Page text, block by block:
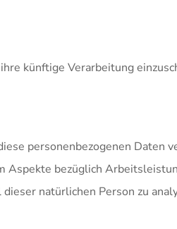
künftige Verarbeitung
personenbezogenen Daten
Aspekte bezüglich
natürlichen Person zu